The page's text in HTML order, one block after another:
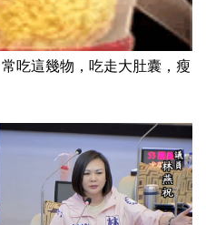
吃這幾物，吃走大肚囊，瘦